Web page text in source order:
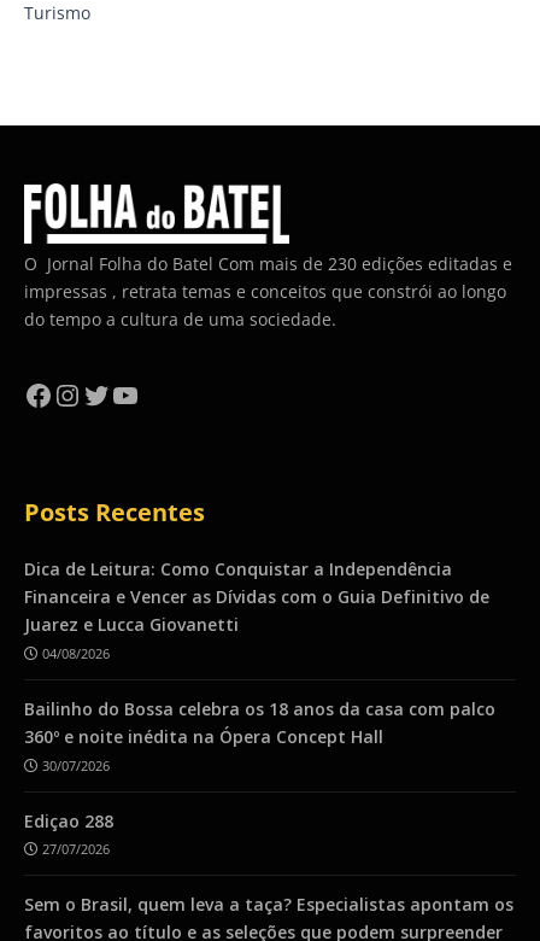
Turismo
O Jornal Folha do Batel Com mais de 230 edições editadas e
impressas , retrata temas e conceitos que constrói ao longo
do tempo a cultura de uma sociedade.
Facebook
Instagram
Twitter
YouTube
Posts Recentes
Dica de Leitura: Como Conquistar a Independência
Financeira e Vencer as Dívidas com o Guia Definitivo de
Juarez e Lucca Giovanetti
04/08/2026
Bailinho do Bossa celebra os 18 anos da casa com palco
360º e noite inédita na Ópera Concept Hall
30/07/2026
Ediçao 288
27/07/2026
Sem o Brasil, quem leva a taça? Especialistas apontam os
favoritos ao título e as seleções que podem surpreender